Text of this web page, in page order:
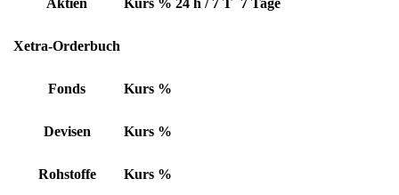
Aktien Kurs % 24 h / 7 T 7 Tage
Xetra-Orderbuch
Fonds Kurs %
Devisen Kurs %
Rohstoffe Kurs %